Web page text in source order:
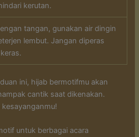
kerutan.
tangan, gunakan air dingin
lembut. Jangan diperas
ini, hijab bermotifmu akan
cantik saat dikenakan.
untuk berbagai acara